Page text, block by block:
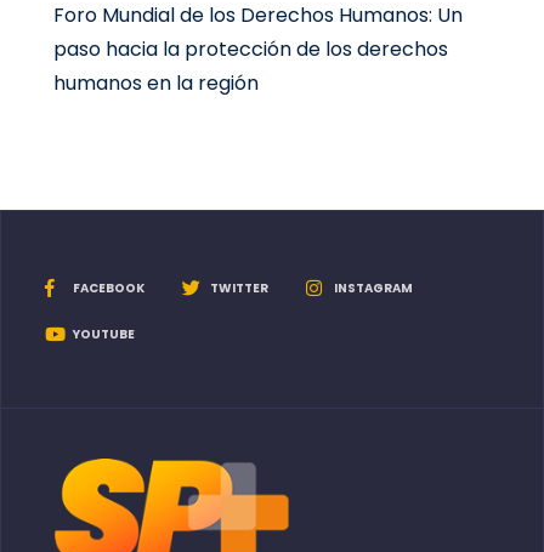
Foro Mundial de los Derechos Humanos: Un
paso hacia la protección de los derechos
humanos en la región
FACEBOOK TWITTER INSTAGRAM
YOUTUBE